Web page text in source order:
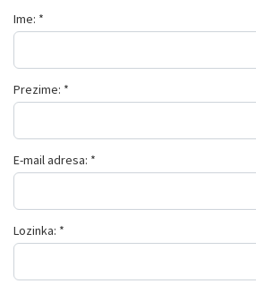
Ime: *
Prezime: *
E-mail adresa: *
Lozinka: *